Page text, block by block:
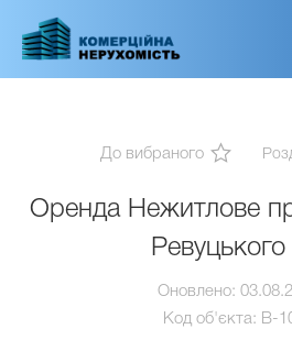
основного
До вибраного
Оренда Нежитлове
Ревуцького
Оновлено:
Код об'єкта: B-